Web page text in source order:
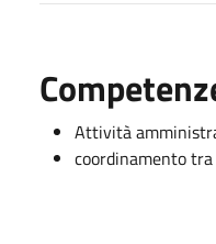
Attività
coordinamento